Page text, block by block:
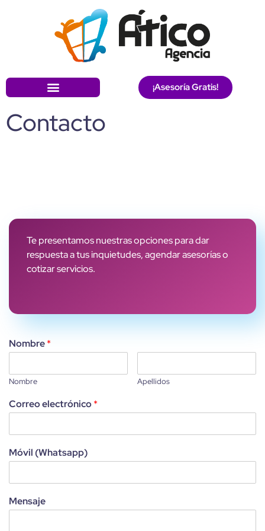
¡Asesoría Gratis!
Contacto
Te presentamos nuestras opciones para dar
respuesta a tus inquietudes, agendar asesorías o
cotizar servicios.
Nombre*
Nombre Apellidos
Correo electrónico*
Móvil (Whatsapp)
Mensaje